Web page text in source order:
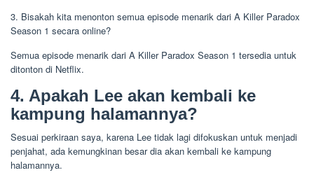
3. Bisakah kita menonton semua episode menarik dari A Killer Paradox
Season 1 secara online?
Semua episode menarik dari A Killer Paradox Season 1 tersedia untuk
ditonton di Netflix.
4. Apakah Lee akan kembali ke
kampung halamannya?
Sesuai perkiraan saya, karena Lee tidak lagi difokuskan untuk menjadi
penjahat, ada kemungkinan besar dia akan kembali ke kampung
halamannya.